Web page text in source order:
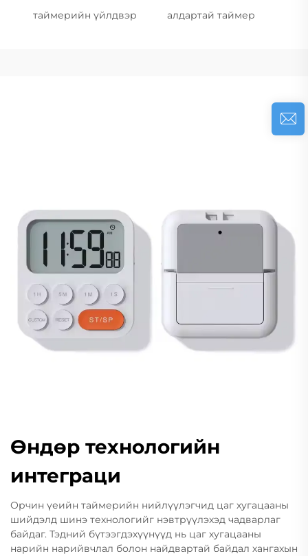
таймерийн үйлдвэр алдартай таймер
Өндөр технологийн
интеграци
Орчин үеийн таймерийн нийлүүлэгчид цаг хугацааны
шийдэлд шинэ технологийг нэвтрүүлэхэд чадварлаг
байдаг. Тэдний бүтээгдэхүүнүүд нь цаг хугацааны
нарийн нарийвчлал болон найдвартай байдал хангахын